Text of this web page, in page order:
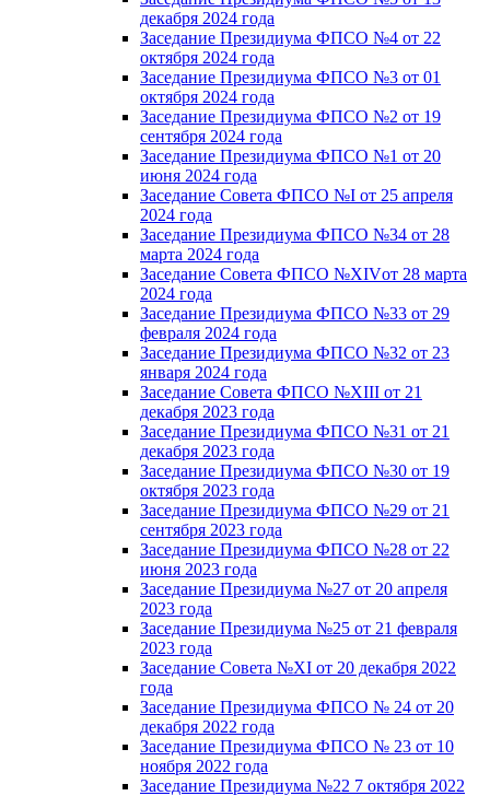
декабря 2024 года
Заседание Президиума ФПСО №4 от 22
октября 2024 года
Заседание Президиума ФПСО №3 от 01
октября 2024 года
Заседание Президиума ФПСО №2 от 19
сентября 2024 года
Заседание Президиума ФПСО №1 от 20
июня 2024 года
Заседание Совета ФПСО №I от 25 апреля
2024 года
Заседание Президиума ФПСО №34 от 28
марта 2024 года
Заседание Совета ФПСО №XIVот 28 марта
2024 года
Заседание Президиума ФПСО №33 от 29
февраля 2024 года
Заседание Президиума ФПСО №32 от 23
января 2024 года
Заседание Совета ФПСО №XIII от 21
декабря 2023 года
Заседание Президиума ФПСО №31 от 21
декабря 2023 года
Заседание Президиума ФПСО №30 от 19
октября 2023 года
Заседание Президиума ФПСО №29 от 21
сентября 2023 года
Заседание Президиума ФПСО №28 от 22
июня 2023 года
Заседание Президиума №27 от 20 апреля
2023 года
Заседание Президиума №25 от 21 февраля
2023 года
Заседание Совета №XI от 20 декабря 2022
года
Заседание Президиума ФПСО № 24 от 20
декабря 2022 года
Заседание Президиума ФПСО № 23 от 10
ноября 2022 года
Заседание Президиума №22 7 октября 2022